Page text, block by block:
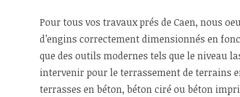
Pour tous vos travaux prés de Caen, nous
d’engins correctement dimensionnés en
que des outils modernes tels que le niveau
intervenir pour le terrassement de terrains
terrasses en béton, béton ciré ou béton